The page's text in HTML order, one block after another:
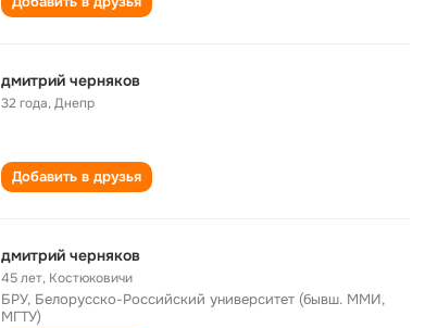
дмитрий черняков
32 года,Днепр
Добавить в друзья
дмитрий черняков
45 лет, Костюковичи
БРУ, Белорусско-Российский университет (бывш. ММИ,
МГТУ)